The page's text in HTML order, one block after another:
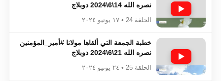
نصره الله 14\6\2024 دوبلاج
الحلقة 24 • ١٧ يونيو ٢٠٢٤
خطبة الجمعة التي ألقاها مولانا #أمير_المؤمنين​​​​​​
نصره الله 21\6\2024 دوبلاج
الحلقة 25 • ٢٤ يونيو ٢٠٢٤